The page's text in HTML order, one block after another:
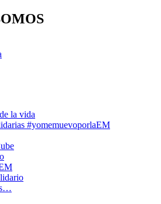
la vida
#yomemuevoporlaEM